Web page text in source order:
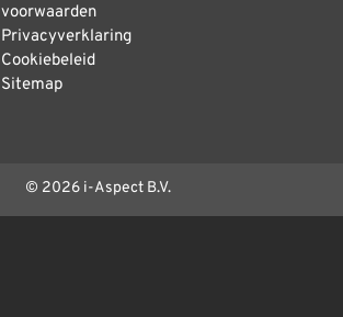
voorwaarden
Privacyverklaring
Cookiebeleid
Sitemap
© 2026 i-Aspect B.V.